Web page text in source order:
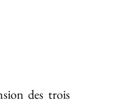
des trois